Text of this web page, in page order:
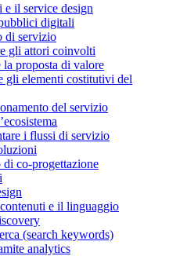
e il service design
digitali
di servizio
gli attori coinvolti
la proposta di valore
gli elementi costitutivi del
del servizio
i flussi di servizio
co-progettazione
e il linguaggio
(search keywords)
analytics